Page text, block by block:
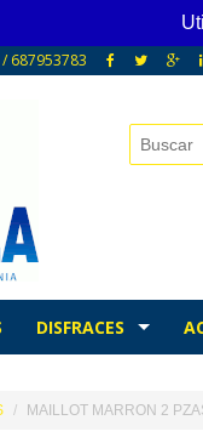
687953783
DISFRACES
MAILLOT MARRON 2